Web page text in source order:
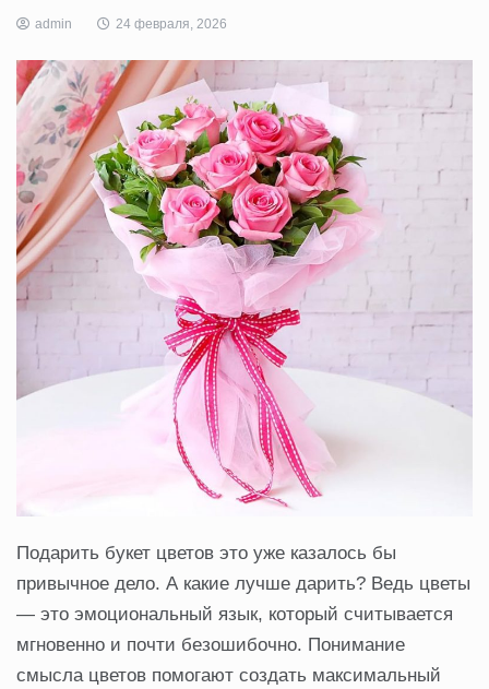
admin 24 февраля, 2026
Подарить букет цветов это уже казалось бы
привычное дело. А какие лучше дарить? Ведь цветы
— это эмоциональный язык, который считывается
мгновенно и почти безошибочно. Понимание
смысла цветов помогают создать максимальный